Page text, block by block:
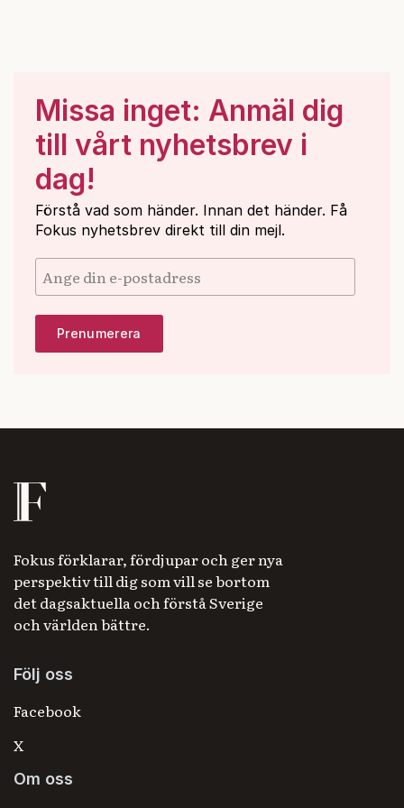
Missa inget: Anmäl dig
till vårt nyhetsbrev i
dag!
Förstå vad som händer. Innan det händer. Få
Fokus nyhetsbrev direkt till din mejl.
Fokus förklarar, fördjupar och ger nya
perspektiv till dig som vill se bortom
det dagsaktuella och förstå Sverige
och världen bättre.
Följ oss
Facebook
X
Om oss